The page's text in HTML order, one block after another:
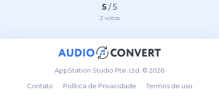
5/ 5
2votos
AppStation Studio Pte. Ltd. © 2026
Contato
Política de Privacidade Termos de uso